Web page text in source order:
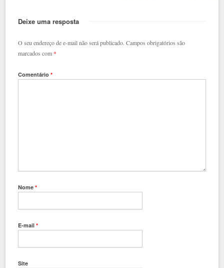
Deixe uma resposta
O seu endereço de e-mail não será publicado. Campos obrigatórios são
marcados com *
Comentário*
Nome*
E-mail*
Site